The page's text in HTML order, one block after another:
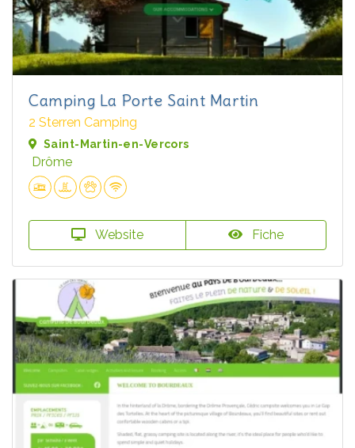
Camping La Porte Saint Martin
2 Sterren Camping
Saint-Martin-en-Vercors
Drôme
Website Fiche